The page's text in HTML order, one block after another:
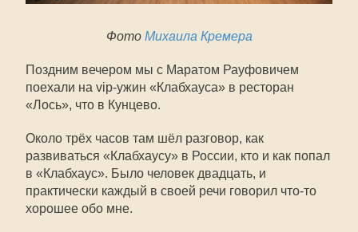
Фото Михаила Кремера
Поздним вечером мы с Маратом Рауфовичем
поехали на vip-ужин «Клабхауса» в ресторан
«Лось», что в Кунцево.
Около трёх часов там шёл разговор, как
развиваться «Клабхаусу» в России, кто и как попал
в «Клабхаус». Было человек двадцать, и
практически каждый в своей речи говорил что-то
хорошее обо мне.